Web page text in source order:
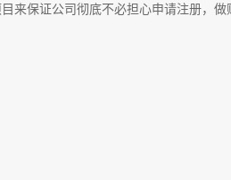
来保证公司彻底不必担心申请注册，